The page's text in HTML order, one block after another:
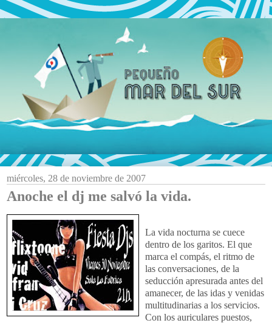
miércoles, 28 de noviembre de 2007
Anoche el dj me salvó la vida.
La vida nocturna se cuece
dentro de los garitos. El que
marca el compás, el ritmo de
las conversaciones, de la
seducción apresurada antes del
amanecer, de las idas y venidas
multitudinarias a los servicios.
Con los auriculares puestos,